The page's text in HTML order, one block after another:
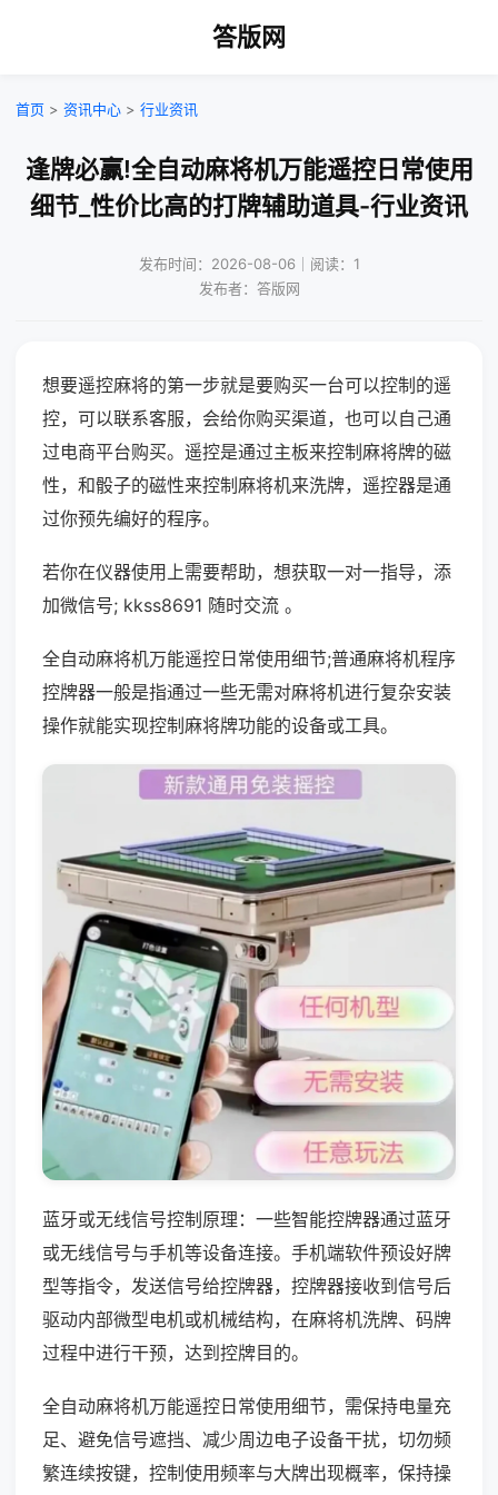
答版网
首页 > 资讯中心 > 行业资讯
逢牌必赢!全自动麻将机万能遥控日常使用
细节_性价比高的打牌辅助道具-行业资讯
发布时间：2026-08-06｜阅读：1
发布者：答版网
想要遥控麻将的第一步就是要购买一台可以控制的遥
控，可以联系客服，会给你购买渠道，也可以自己通
过电商平台购买。遥控是通过主板来控制麻将牌的磁
性，和骰子的磁性来控制麻将机来洗牌，遥控器是通
过你预先编好的程序。
若你在仪器使用上需要帮助，想获取一对一指导，添
加微信号; kkss8691 随时交流 。
全自动麻将机万能遥控日常使用细节;普通麻将机程序
控牌器一般是指通过一些无需对麻将机进行复杂安装
操作就能实现控制麻将牌功能的设备或工具。
蓝牙或无线信号控制原理：一些智能控牌器通过蓝牙
或无线信号与手机等设备连接。手机端软件预设好牌
型等指令，发送信号给控牌器，控牌器接收到信号后
驱动内部微型电机或机械结构，在麻将机洗牌、码牌
过程中进行干预，达到控牌目的。
全自动麻将机万能遥控日常使用细节，需保持电量充
足、避免信号遮挡、减少周边电子设备干扰，切勿频
繁连续按键，控制使用频率与大牌出现概率，保持操